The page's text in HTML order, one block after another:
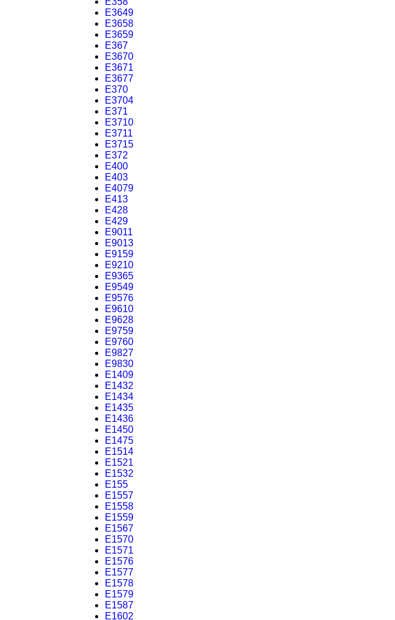
E3649
E3658
E3659
E367
E3670
E3671
E3677
E370
E3704
E371
E3710
E3711
E3715
E372
E400
E403
E4079
E413
E428
E429
E9011
E9013
E9159
E9210
E9365
E9549
E9576
E9610
E9628
E9759
E9760
E9827
E9830
E1409
E1432
E1434
E1435
E1436
E1450
E1475
E1514
E1521
E1532
E155
E1557
E1558
E1559
E1567
E1570
E1571
E1576
E1577
E1578
E1579
E1587
E1602